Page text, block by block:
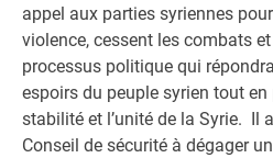
appel aux parties syriennes
violence, cessent les combats
processus politique qui
espoirs du peuple syrien tout
stabilité et l’unité de la Syrie. Il
Conseil de sécurité à dégager